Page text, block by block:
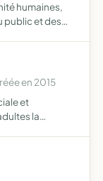
humaines,
public et des
en 2015
et
la